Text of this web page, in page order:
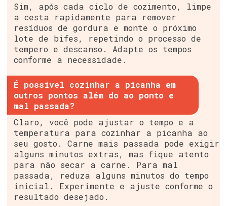
Sim, após cada ciclo de cozimento, limpe
a cesta rapidamente para remover
resíduos de gordura e monte o próximo
lote de bifes, repetindo o processo de
tempero e descanso. Adapte os tempos
conforme a necessidade.
É possível cozinhar a picanha em
outros pontos além do ao ponto e
mal passada?
Claro, você pode ajustar o tempo e a
temperatura para cozinhar a picanha ao
seu gosto. Carne mais passada pode exigir
alguns minutos extras, mas fique atento
para não secar a carne. Para mal
passada, reduza alguns minutos do tempo
inicial. Experimente e ajuste conforme o
resultado desejado.